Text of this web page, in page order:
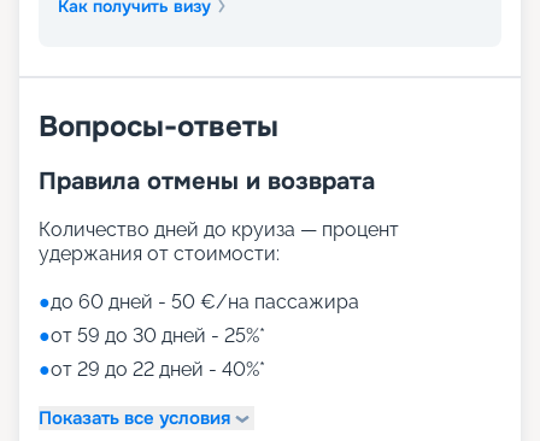
Как получить визу
Вопросы-ответы
Правила отмены и возврата
Количество дней до круиза — процент
удержания от стоимости:
●до 60 дней - 50 €/на пассажира
●от 59 до 30 дней - 25%*
●от 29 до 22 дней - 40%*
Показать все условия